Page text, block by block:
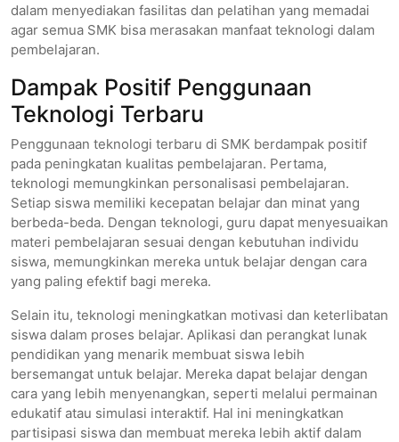
dalam menyediakan fasilitas dan pelatihan yang memadai
agar semua SMK bisa merasakan manfaat teknologi dalam
pembelajaran.
Dampak Positif Penggunaan
Teknologi Terbaru
Penggunaan teknologi terbaru di SMK berdampak positif
pada peningkatan kualitas pembelajaran. Pertama,
teknologi memungkinkan personalisasi pembelajaran.
Setiap siswa memiliki kecepatan belajar dan minat yang
berbeda-beda. Dengan teknologi, guru dapat menyesuaikan
materi pembelajaran sesuai dengan kebutuhan individu
siswa, memungkinkan mereka untuk belajar dengan cara
yang paling efektif bagi mereka.
Selain itu, teknologi meningkatkan motivasi dan keterlibatan
siswa dalam proses belajar. Aplikasi dan perangkat lunak
pendidikan yang menarik membuat siswa lebih
bersemangat untuk belajar. Mereka dapat belajar dengan
cara yang lebih menyenangkan, seperti melalui permainan
edukatif atau simulasi interaktif. Hal ini meningkatkan
partisipasi siswa dan membuat mereka lebih aktif dalam